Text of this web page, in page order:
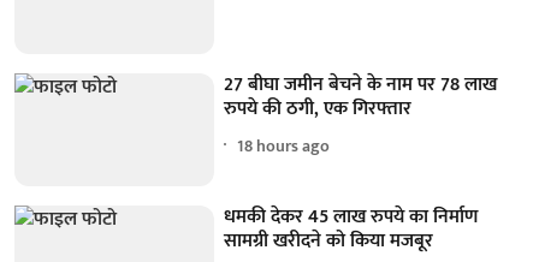
27 बीघा जमीन बेचने के नाम पर 78 लाख
रुपये की ठगी, एक गिरफ्तार
18 hours ago
धमकी देकर 45 लाख रुपये का निर्माण
सामग्री खरीदने को किया मजबूर